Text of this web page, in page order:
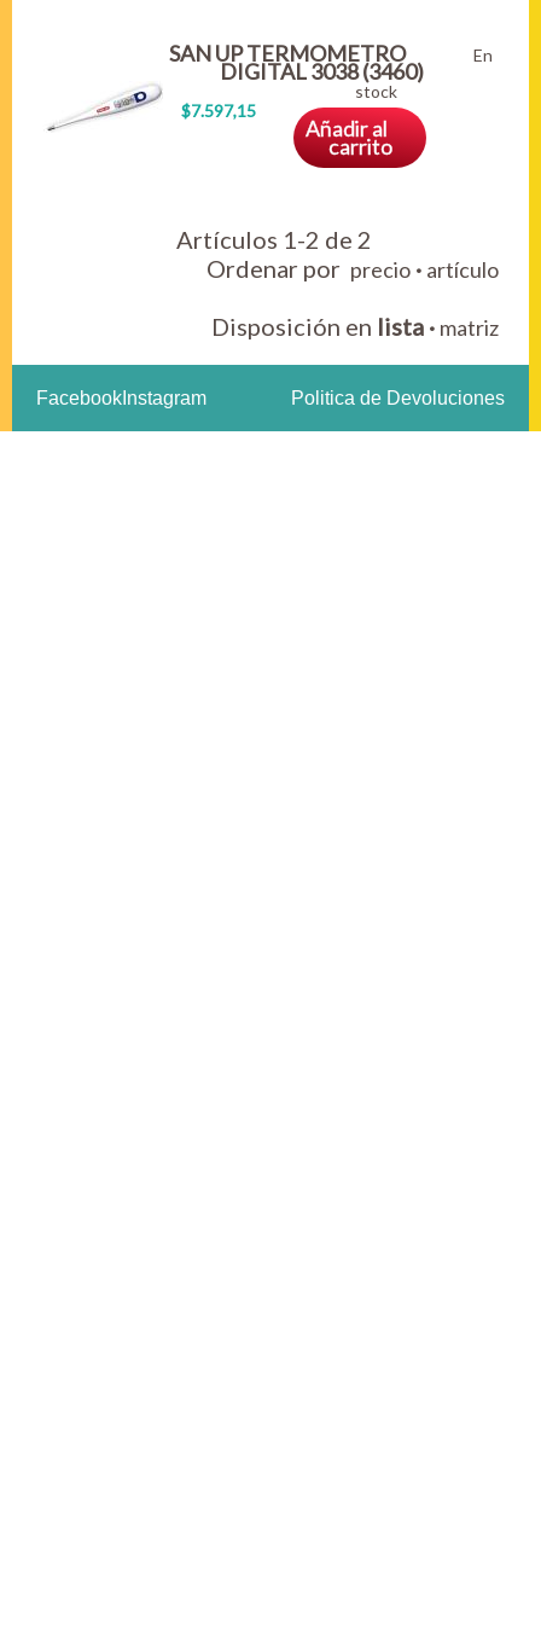
SAN UP TERMOMETRO
DIGITAL 3038 (3460)
$7.597,15
En
stock
Añadir al
carrito
Artículos 1-2 de 2
Ordenar por precio · artículo
Disposición en lista · matriz
Facebook Instagram Politica de Devoluciones